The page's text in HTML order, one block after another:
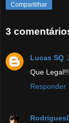
Compartilhar
3
Lucas SQ
Que Legal!!!
Responder